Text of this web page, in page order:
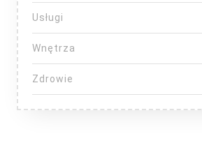
Usługi
Wnętrza
Zdrowie